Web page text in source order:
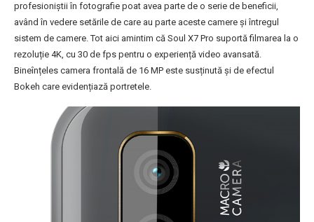
profesioniștii în fotografie poat avea parte de o serie de beneficii,
având în vedere setările de care au parte aceste camere și întregul
sistem de camere. Tot aici amintim că Soul X7 Pro suportă filmarea la o
rezoluție 4K, cu 30 de fps pentru o experiență video avansată.
Bineînțeles camera frontală de 16 MP este susținută și de efectul
Bokeh care evidențiază portretele.